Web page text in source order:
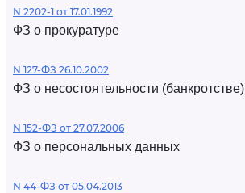
N 2202-1 от 17.01.1992
ФЗ о прокуратуре
N 127-ФЗ 26.10.2002
ФЗ о несостоятельности (банкротстве)
N 152-ФЗ от 27.07.2006
ФЗ о персональных данных
N 44-ФЗ от 05.04.2013